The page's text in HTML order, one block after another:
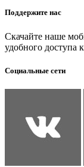
Поддержите нас
Скачайте наше
удобного доступа
Социальные сети